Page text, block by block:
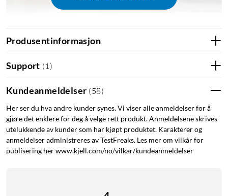
Produsentinformasjon
Support (1 )
Kundeanmeldelser (58)
Her ser du hva andre kunder synes. Vi viser alle anmeldelser for å
gjøre det enklere for deg å velge rett produkt. Anmeldelsene skrives
utelukkende av kunder som har kjøpt produktet. Karakterer og
anmeldelser administreres av TestFreaks. Les mer om vilkår for
publisering her www.kjell.com/no/vilkar/kundeanmeldelser